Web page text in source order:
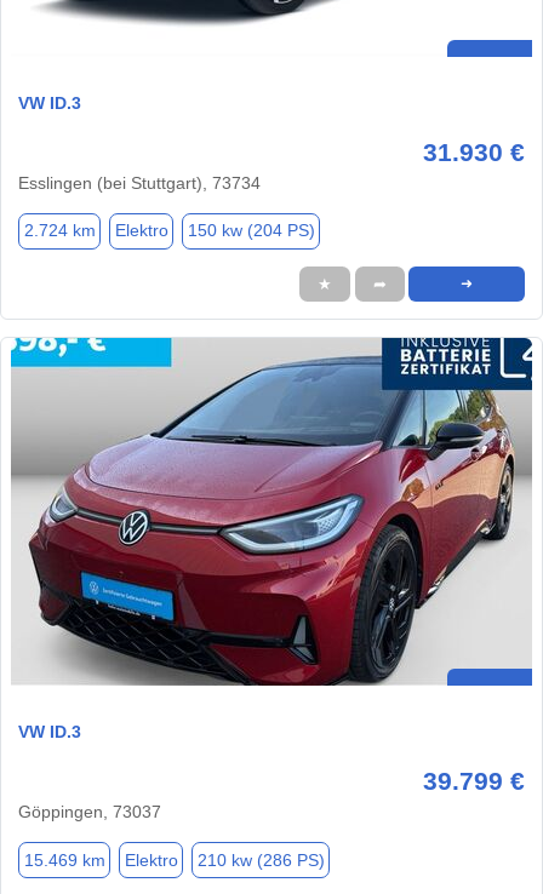
VW ID.3
31.930 €
Esslingen (bei Stuttgart), 73734
2.724 km Elektro 150 kw (204 PS)
★ ➦ ➜
VW ID.3
39.799 €
Göppingen, 73037
15.469 km Elektro 210 kw (286 PS)